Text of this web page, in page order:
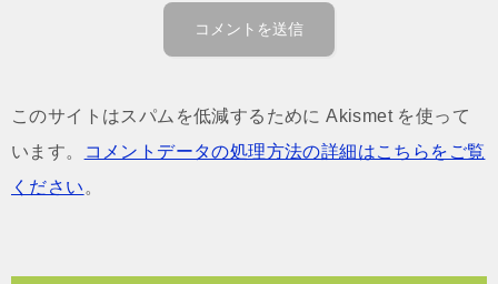
このサイトはスパムを低減するために Akismet を使って
います。
コメントデータの処理方法の詳細はこちらをご覧
ください 。